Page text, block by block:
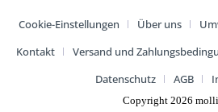
Cookie-Einstellungen Über uns
Kontakt
Versand und
Datenschutz
AGB
Copyright 2026